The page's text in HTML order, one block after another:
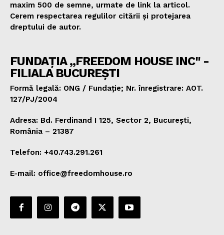
maxim 500 de semne, urmate de link la articol.
Cerem respectarea regulilor citării și protejarea
dreptului de autor.
FUNDAȚIA „FREEDOM HOUSE INC" -
FILIALA BUCUREȘTI
Formă legală: ONG / Fundație; Nr. înregistrare: AOT.
127/PJ/2004
Adresa: Bd. Ferdinand I 125, Sector 2, București,
România – 21387
Telefon: +40.743.291.261
E-mail: office@freedomhouse.ro